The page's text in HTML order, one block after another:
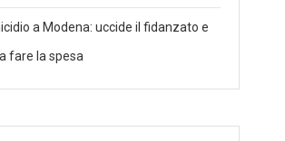
a Modena: uccide il fidanzato e
fare la spesa